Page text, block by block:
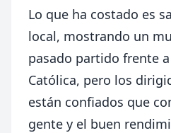
Lo que ha costado es
local, mostrando un
pasado partido frente
Católica, pero los
están confiados que
gente y el buen